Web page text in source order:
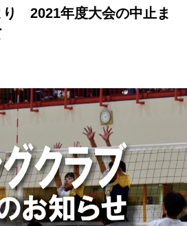
り 2021年度大会の中止ま